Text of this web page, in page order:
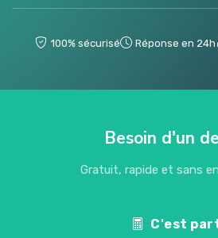
100% sécurisé Réponse en 24h
Besoin d'un
Gratuit, rapide et sans
C'est